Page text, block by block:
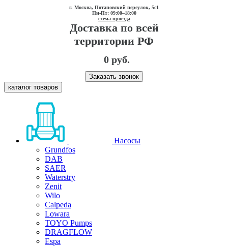
г. Москва, Потаповский переулок, 5с1
Пн-Пт: 09:00–18:00
схема проезда
Доставка по всей
территории РФ
0 руб.
Заказать звонок
каталог товаров
Насосы
Grundfos
DAB
SAER
Waterstry
Zenit
Wilo
Calpeda
Lowara
TOYO Pumps
DRAGFLOW
Espa